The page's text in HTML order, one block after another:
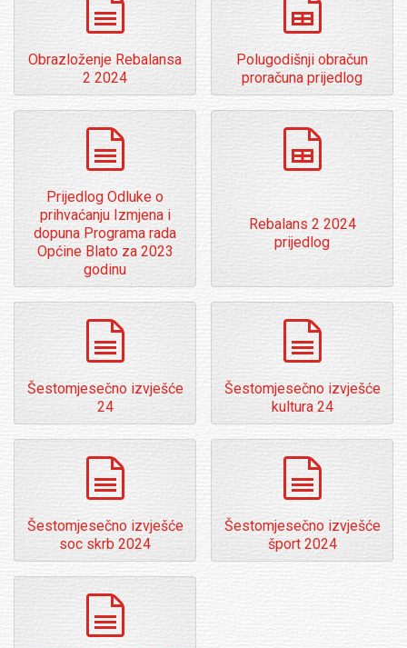
Obrazloženje Rebalansa
2 2024
Polugodišnji obračun
proračuna prijedlog
Prijedlog Odluke o
prihvaćanju Izmjena i
dopuna Programa rada
Općine Blato za 2023
godinu
Rebalans 2 2024
prijedlog
Šestomjesečno izvješće
24
Šestomjesečno izvješće
kultura 24
Šestomjesečno izvješće
soc skrb 2024
Šestomjesečno izvješće
šport 2024